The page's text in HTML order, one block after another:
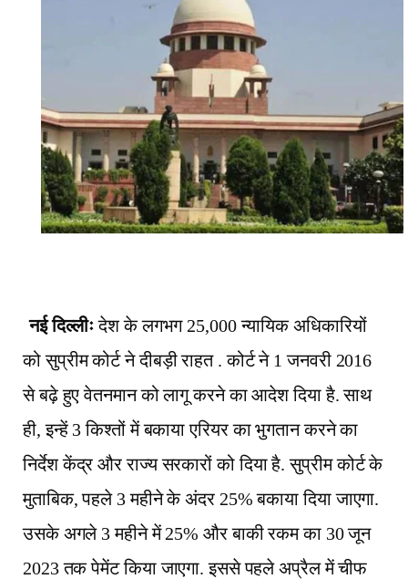
नई दिल्लीःदेश के लगभग 25,000 न्यायिक अधिकारियों
को सुप्रीम कोर्ट ने दीबड़ी राहत . कोर्ट ने 1 जनवरी 2016
से बढ़े हुए वेतनमान को लागू करने का आदेश दिया है. साथ
ही, इन्हें 3 किश्तों में बकाया एरियर का भुगतान करने का
निर्देश केंद्र और राज्य सरकारों को दिया है. सुप्रीम कोर्ट के
मुताबिक, पहले 3 महीने के अंदर 25% बकाया दिया जाएगा.
उसके अगले 3 महीने में 25% और बाकी रकम का 30 जून
2023 तक पेमेंट किया जाएगा. इससे पहले अप्रैल में चीफ